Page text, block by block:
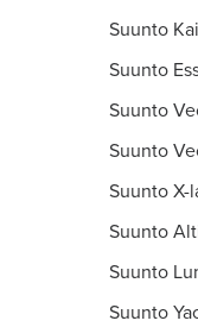
Suunto
Suunto
Suunto
Suunto
Suunto X-
Suunto
Suunto
Suunto